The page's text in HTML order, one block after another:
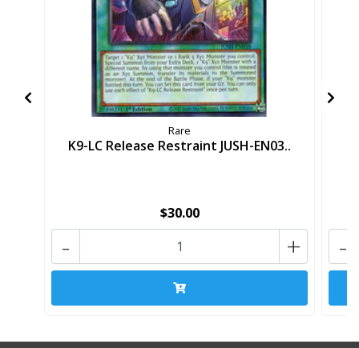
Rare
K9-LC Release Restraint JUSH-EN03..
$30.00
+
- -